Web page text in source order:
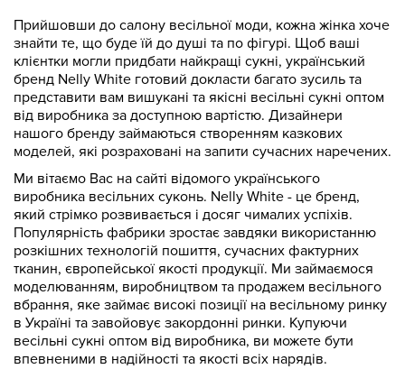
Прийшовши до салону весільної моди, кожна жінка хоче
знайти те, що буде їй до душі та по фігурі. Щоб ваші
клієнтки могли придбати найкращі сукні, український
бренд Nelly White готовий докласти багато зусиль та
представити вам вишукані та якісні весільні сукні оптом
від виробника за доступною вартістю. Дизайнери
нашого бренду займаються створенням казкових
моделей, які розраховані на запити сучасних наречених.
Ми вітаємо Вас на сайті відомого українського
виробника весільних суконь. Nelly White - це бренд,
який стрімко розвивається і досяг чималих успіхів.
Популярність фабрики зростає завдяки використанню
розкішних технологій пошиття, сучасних фактурних
тканин, європейської якості продукції. Ми займаємося
моделюванням, виробництвом та продажем весільного
вбрання, яке займає високі позиції на весільному ринку
в Україні та завойовує закордонні ринки. Купуючи
весільні сукні оптом від виробника, ви можете бути
впевненими в надійності та якості всіх нарядів.